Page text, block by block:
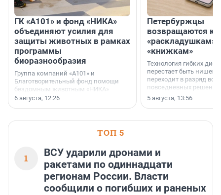
ГК «А101» и фонд «НИКА»
объединяют усилия для
защиты животных в рамках
программы
биоразнообразия
Группа компаний «А101» и
Благотворительный фонд помощи
бездомным животным «НИКА»
заключили соглашение о
6 августа, 12:26
Петербуржцы
возвращаются к
«раскладушкам»
«книжкам»
Технология гибких
перестает быть
переходит в разряд
повседневных
5 августа, 13:56
ТОП 5
1
ВСУ ударили дронами и
ракетами по одиннадцати
регионам России. Власти
сообщили о погибших и раненых